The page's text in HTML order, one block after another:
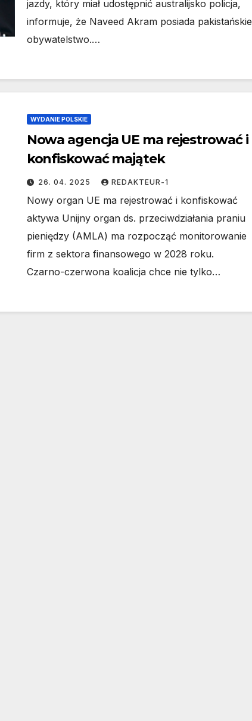
jazdy, który miał udostępnić australijsko policja,
informuje, że Naveed Akram posiada pakistańskie
obywatelstwo.…
WYDANIE POLSKIE
Nowa agencja UE ma rejestrować i
konfiskować majątek
26. 04. 2025 REDAKTEUR-1
Nowy organ UE ma rejestrować i konfiskować
aktywa Unijny organ ds. przeciwdziałania praniu
pieniędzy (AMLA) ma rozpocząć monitorowanie
firm z sektora finansowego w 2028 roku.
Czarno-czerwona koalicja chce nie tylko…